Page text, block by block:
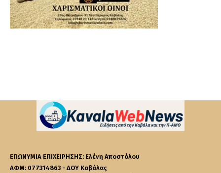
ΕΠΩΝΥΜΙΑ ΕΠΙΧΕΙΡΗΣΗΣ: Ελένη Αποστόλου
ΑΦΜ: 077314863 - ΔΟΥ Καβάλας